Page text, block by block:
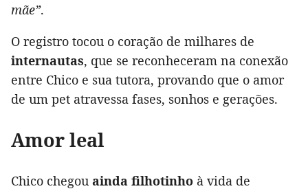
mãe”.
O registro tocou o coração de milhares de
internautas, que se reconheceram na conexão
entre Chico e sua tutora, provando que o amor
de um pet atravessa fases, sonhos e gerações.
Amor leal
Chico chegou ainda filhotinho à vida de